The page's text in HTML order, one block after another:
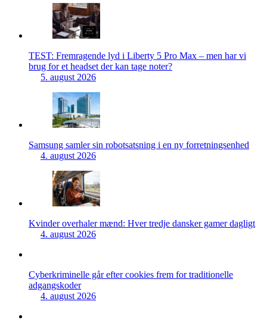
TEST: Fremragende lyd i Liberty 5 Pro Max – men har vi
brug for et headset der kan tage noter?
5. august 2026
Samsung samler sin robotsatsning i en ny forretningsenhed
4. august 2026
Kvinder overhaler mænd: Hver tredje dansker gamer dagligt
4. august 2026
Cyberkriminelle går efter cookies frem for traditionelle
adgangskoder
4. august 2026